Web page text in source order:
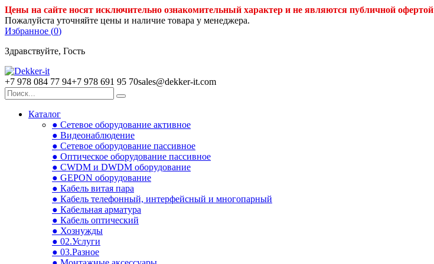
Цены на сайте носят исключительно ознакомительный характер и не являются публичной офертой
Пожалуйста уточняйте цены и наличие товара у менеджера.
Избранное (0)
Здравствуйте, Гость
+7 978 084 77 94+7 978 691 95 70sales@dekker-it.com
Каталог
● Сетевое оборудование активное
● Видеонаблюдение
● Сетевое оборудование пассивное
● Оптическое оборудование пассивное
● CWDM и DWDM оборудование
● GEPON оборудование
● Кабель витая пара
● Кабель телефонный, интерфейсный и многопарный
● Кабельная арматура
● Кабель оптический
● Хознужды
● 02.Услуги
● 03.Разное